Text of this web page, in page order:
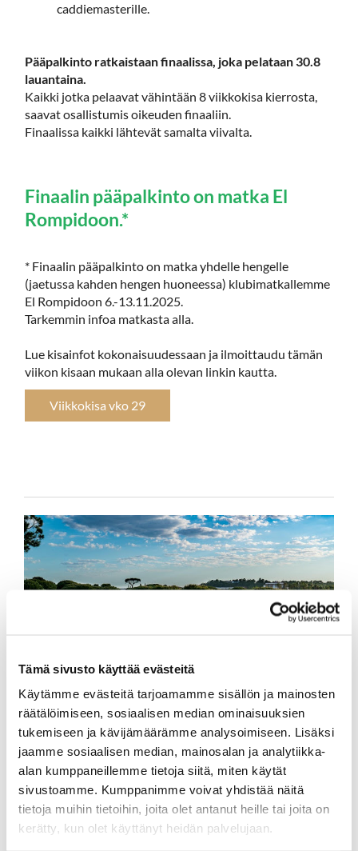
Tämä sivusto käyttää evästeitä
Käytämme evästeitä tarjoamamme sisällön ja mainosten
räätälöimiseen, sosiaalisen median ominaisuuksien
tukemiseen ja kävijämäärämme analysoimiseen. Lisäksi
jaamme sosiaalisen median, mainosalan ja analytiikka-
alan kumppaneillemme tietoja siitä, miten käytät
sivustoamme. Kumppanimme voivat yhdistää näitä
tietoja muihin tietoihin, joita olet antanut heille tai joita on
kerätty, kun olet käyttänyt heidän palvelujaan.
caddiemasterille.
Pääpalkinto ratkaistaan finaalissa, joka pelataan 30.8
lauantaina.
Kaikki jotka pelaavat vähintään 8 viikkokisa kierrosta,
saavat osallistumis oikeuden finaaliin.
Finaalissa kaikki lähtevät samalta viivalta.
Finaalin pääpalkinto on matka El
Rompidoon.*
* Finaalin pääpalkinto on matka yhdelle hengelle
(jaetussa kahden hengen huoneessa) klubimatkallemme
El Rompidoon 6.-13.11.2025.
Tarkemmin infoa matkasta alla.
Lue kisainfot kokonaisuudessaan ja ilmoittaudu tämän
viikon kisaan mukaan alla olevan linkin kautta.
Viikkokisa vko 29
Precice Resort El Rompido
Klubimatka El Rombidoon,